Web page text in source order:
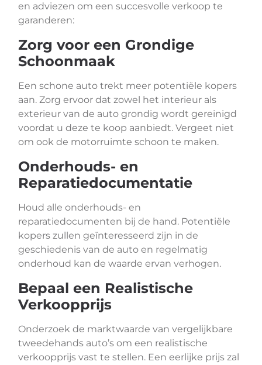
en adviezen om een succesvolle verkoop te
garanderen:
Zorg voor een Grondige
Schoonmaak
Een schone auto trekt meer potentiële kopers
aan. Zorg ervoor dat zowel het interieur als
exterieur van de auto grondig wordt gereinigd
voordat u deze te koop aanbiedt. Vergeet niet
om ook de motorruimte schoon te maken.
Onderhouds- en
Reparatiedocumentatie
Houd alle onderhouds- en
reparatiedocumenten bij de hand. Potentiële
kopers zullen geïnteresseerd zijn in de
geschiedenis van de auto en regelmatig
onderhoud kan de waarde ervan verhogen.
Bepaal een Realistische
Verkoopprijs
Onderzoek de marktwaarde van vergelijkbare
tweedehands auto’s om een realistische
verkoopprijs vast te stellen. Een eerlijke prijs zal